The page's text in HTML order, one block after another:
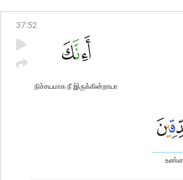
37:52
நிச்சயமாக நீ இருக்கின்றாயா